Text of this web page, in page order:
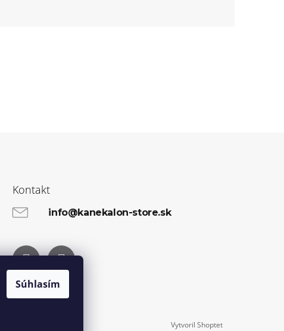
Súhlasím
Kontakt
info@kanekalon-store.sk
Facebook
Vytvoril Shoptet